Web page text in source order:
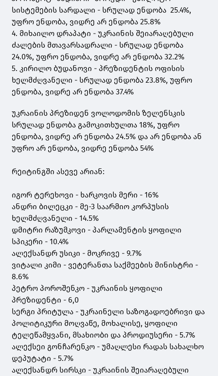
სისტემების სარდალი - სრულად ენდობა 25.4%,
უფრო ენდობა, ვიდრე არ ენდობა 25.8%
4. მიხაილო დრაპატი - უკრაინის შეიარაღებული
ძალების მთავარსადრალი - სრულად ენდობა
24.0%, უფრო ენდობა, ვიდრე არ ენდობა 32.2%
5. კირილო ბუდანოვი - პრეზიდენტის ოფისის
ხელმძღვანელი - სრულად ენდობა 23.8%, უფრო
ენდობა, ვიდრე არ ენდობა 37.4%
უკრაინის პრეზიდენ ვოლოდომის ზელენსკის
სრულად ენდობა გამოკითხულთა 18%, უფრო
ენდობა, ვიდრე არ ენდობა 24.5% და არ ენდობა ან
უფრო არ ენდობა, ვიდრე ენდობა 54%
რეიტინგში ასევე არიან:
იგორ ტერეხოვი - ხარკოვის მერი - 16%
ანდრი ბილეცკი - მე-3 საარმიო კორპუსის
ხელმძღვანელი - 14.5%
დმიტრი რაზუმკოვი - პარლამენტის ყოფილი
სპიკერი - 10.4%
ალექსანდრ უსიკი - მოკრივე - 9.7%
ვიტალი კიმი - ვეტერანთა საქმეების მინისტრი -
8.6%
პეტრო პოროშენკო - უკრაინის ყოფილი
პრეზიდენტი - 6,0
სერგი პრიტულა - უკრაინელი საზოგადოებრივი და
პოლიტიკური მოღვაწე, მოხალისე, ყოფილი
ტელეწამყვანი, მსახიობი და პროდიუსერი - 5.7%
ალექსეი გონჩარენკო - უმაღლესი რადას სახალხო
დეპუტატი - 5.7%
ალექსანდრ სირსკი - უკრაინის შეიარაღებული